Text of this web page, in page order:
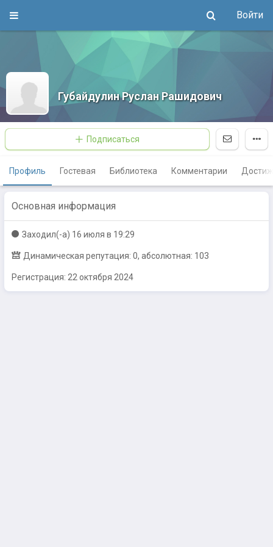
Войти
Губайдулин Руслан Рашидович
Подписаться
Профиль Гостевая Библиотека Комментарии
Основная информация
Заходил(-a) 16 июля в 19:29
Динамическая репутация: 0, абсолютная: 103
Регистрация: 22 октября 2024